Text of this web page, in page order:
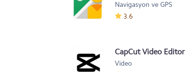
Navigasyon ve GPS
3.6
CapCut Video Editor
Video